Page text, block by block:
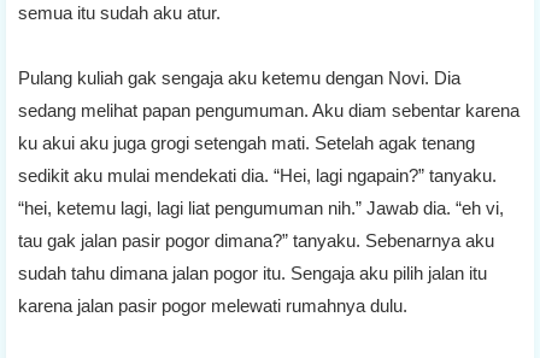
semua itu sudah aku atur.
Pulang kuliah gak sengaja aku ketemu dengan Novi. Dia
sedang melihat papan pengumuman. Aku diam sebentar karena
ku akui aku juga grogi setengah mati. Setelah agak tenang
sedikit aku mulai mendekati dia. “Hei, lagi ngapain?” tanyaku.
“hei, ketemu lagi, lagi liat pengumuman nih.” Jawab dia. “eh vi,
tau gak jalan pasir pogor dimana?” tanyaku. Sebenarnya aku
sudah tahu dimana jalan pogor itu. Sengaja aku pilih jalan itu
karena jalan pasir pogor melewati rumahnya dulu.